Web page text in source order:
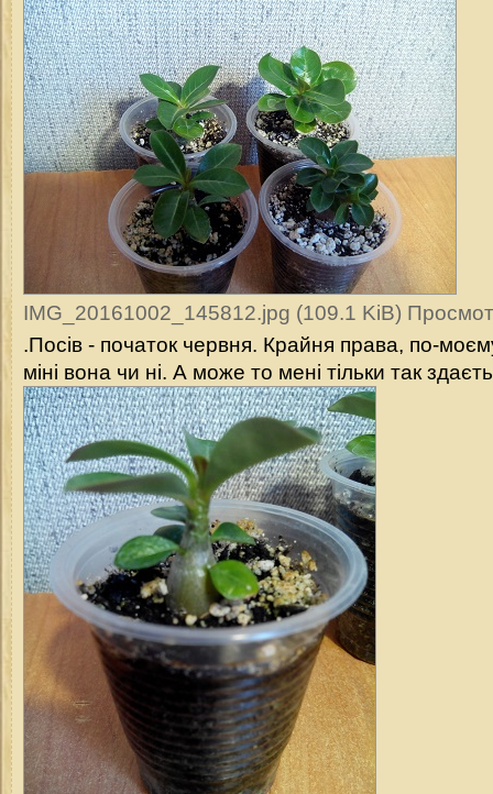
IMG_20161002_145812.jpg (109.1 KiB)
.Посів - початок червня. Крайня права, по-
міні вона чи ні. А може то мені тільки так